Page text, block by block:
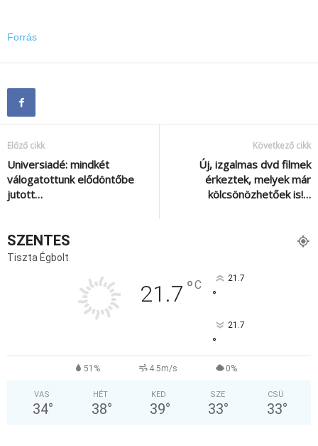
Forrás
Előző cikk
Universiadé: mindkét
válogatottunk elődöntőbe
jutott…
Következő cikk
Új, izgalmas dvd filmek
érkeztek, melyek már
kölcsönözhetőek is!…
SZENTES
Tiszta Égbolt
21.7 °C 21.7
°
21.7
°
51% 4.5m/s 0%
VAS
34°
HÉT
38°
KED
39°
SZE
33°
CSÜ
33°